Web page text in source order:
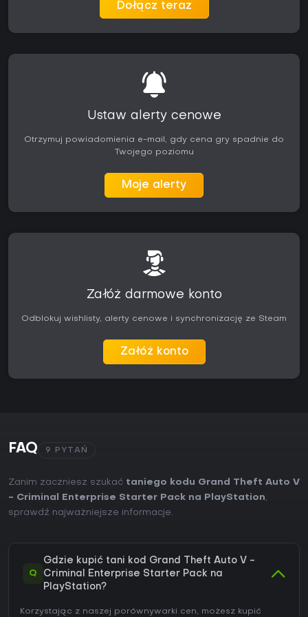
koncentruje się wyłącznie na części multiplayerowej.
Dołącz teraz
Ustaw alerty cenowe
Otrzymuj powiadomienia e-mail, gdy cena gry spadnie do
Twojego poziomu
Moje alerty
Załóż darmowe konto
Odblokuj wishlisty, alerty cenowe i synchronizację ze Steam
Załóż konto
FAQ 9 PYTAŃ
Zanim zaczniesz szukać taniego kodu Grand Theft Auto V
- Criminal Enterprise Starter Pack na PlayStation,
sprawdź najważniejsze informacje.
Q
Gdzie kupić tani kod Grand Theft Auto V -
Criminal Enterprise Starter Pack na
PlayStation?
Korzystając z naszej porównywarki cen, możesz kupić